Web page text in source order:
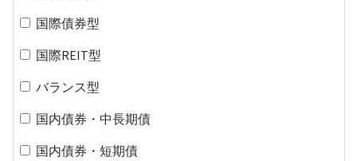
国際債券型
国際REIT型
バランス型
国内債券・中長期債
国内債券・短期債